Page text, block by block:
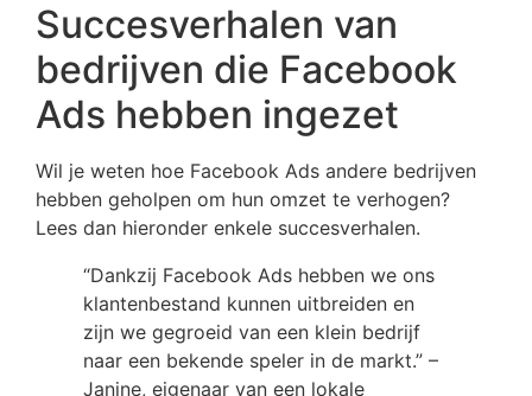
Succesverhalen van
bedrijven die Facebook
Ads hebben ingezet
Wil je weten hoe Facebook Ads andere bedrijven
hebben geholpen om hun omzet te verhogen?
Lees dan hieronder enkele succesverhalen.
“Dankzij Facebook Ads hebben we ons
klantenbestand kunnen uitbreiden en
zijn we gegroeid van een klein bedrijf
naar een bekende speler in de markt.” –
Janine, eigenaar van een lokale